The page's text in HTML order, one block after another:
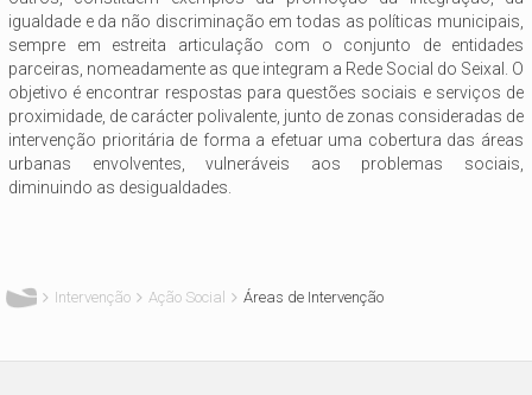
igualdade e da não discriminação em todas as políticas municipais,
sempre em estreita articulação com o conjunto de entidades
parceiras, nomeadamente as que integram a Rede Social do Seixal. O
objetivo é encontrar respostas para questões sociais e serviços de
proximidade, de carácter polivalente, junto de zonas consideradas de
intervenção prioritária de forma a efetuar uma cobertura das áreas
urbanas envolventes, vulneráveis aos problemas sociais,
diminuindo as desigualdades.
Intervenção Ação Social Áreas de Intervenção